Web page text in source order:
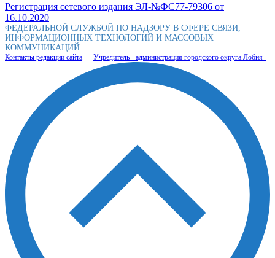
Регистрация сетевого издания ЭЛ-№ФС77-79306 от
16.10.2020
ФЕДЕРАЛЬНОЙ СЛУЖБОЙ ПО НАДЗОРУ В СФЕРЕ СВЯЗИ,
ИНФОРМАЦИОННЫХ ТЕХНОЛОГИЙ И МАССОВЫХ
КОММУНИКАЦИЙ
Контакты редакции сайта Учредитель - администрация городского округа Лобня